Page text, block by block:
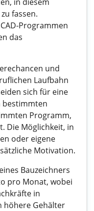
fassen.
Programmen
das
und
Laufbahn
sich für eine
bestimmten
Programm,
Die Möglichkeit, in
oder eigene
Motivation.
Bauzeichners
pro Monat, wobei
in
höhere Gehälter